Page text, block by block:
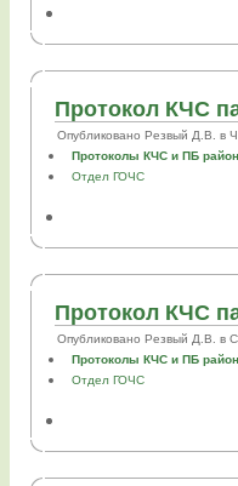
Протокол КЧС
Опубликовано Резвый Д.В. в
Протоколы КЧС и ПБ
Отдел ГОЧС
Протокол КЧС
Опубликовано Резвый Д.В. в
Протоколы КЧС и ПБ
Отдел ГОЧС